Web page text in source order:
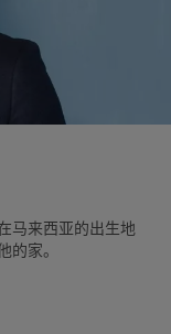
马来西亚的出生地
家。